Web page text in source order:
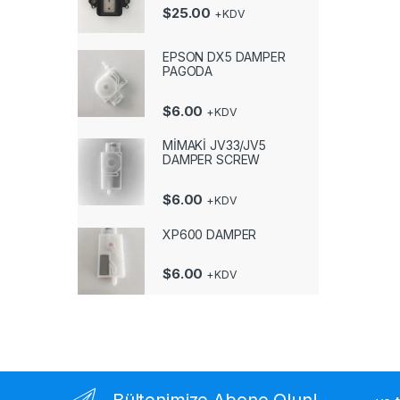
$25.00 +KDV
EPSON DX5 DAMPER
PAGODA
$6.00 +KDV
MİMAKİ JV33/JV5
DAMPER SCREW
$6.00 +KDV
XP600 DAMPER
$6.00 +KDV